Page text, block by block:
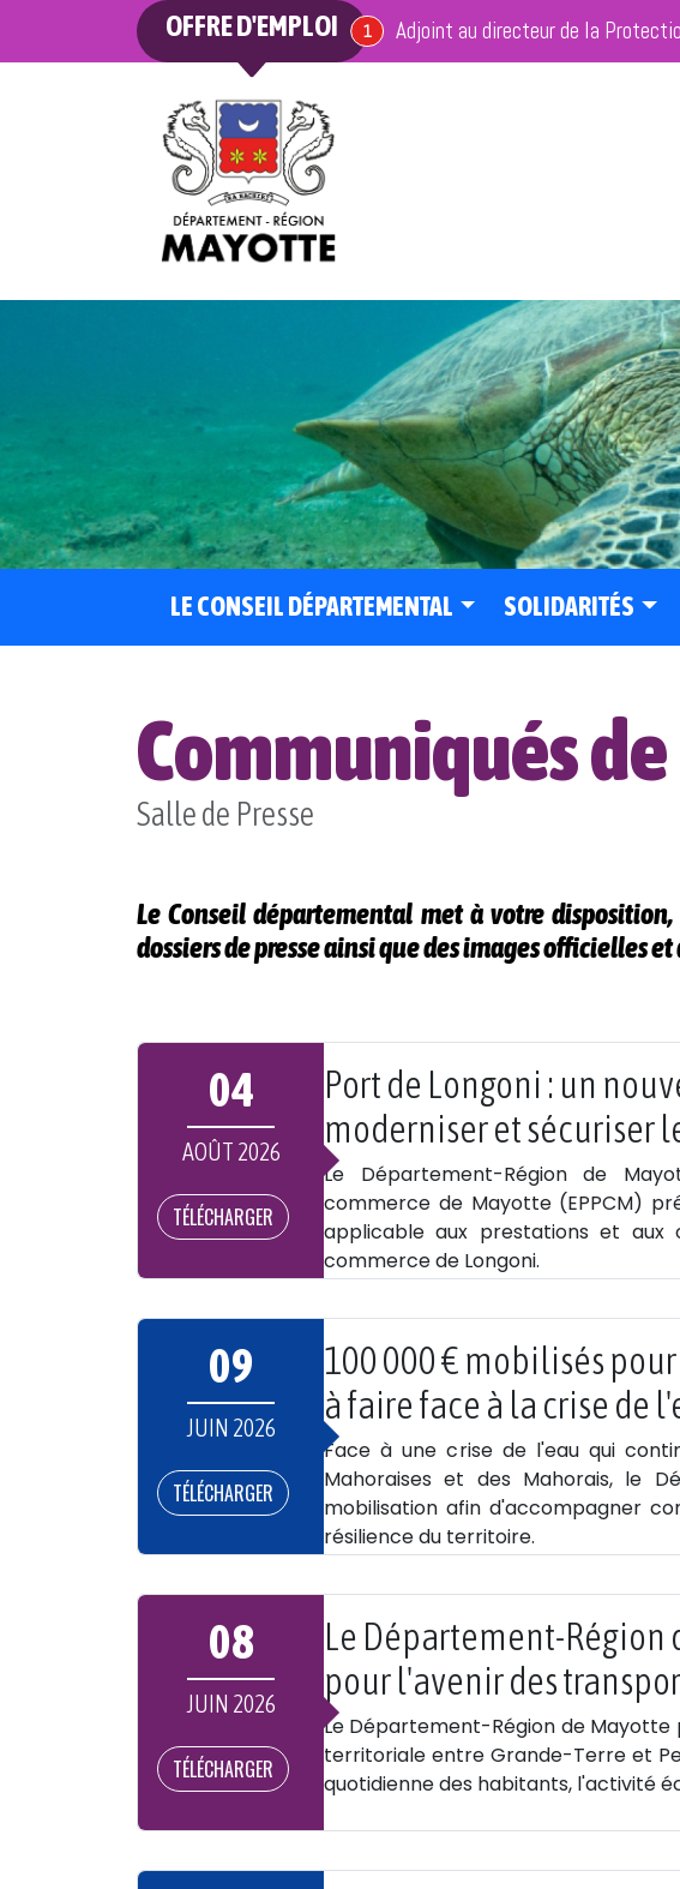
OFFRE D'EMPLOI 1offre en cours
Adjoint au directeur de la
LE CONSEIL DÉPARTEMENTAL SOLIDARITÉS
Communiqués
Salle de Presse
Le Conseil départemental met à votre
dossiers de presse ainsi que des images officielles
04
AOÛT 2026
TÉLÉCHARGER
Port de Longoni : un
moderniser et sécuriser
Le Département-Région de
commerce de Mayotte (EPPCM)
applicable aux prestations et
commerce de Longoni.
09
JUIN 2026
TÉLÉCHARGER
100 000 € mobilisés
à faire face à la crise de
Face à une crise de l'eau qui
Mahoraises et des Mahorais, le
mobilisation afin d'accompagner
résilience du territoire.
08
JUIN 2026
TÉLÉCHARGER
Le Département-Région
pour l'avenir des
Le Département-Région de
territoriale entre Grande-Terre et
quotidienne des habitants, l'activité